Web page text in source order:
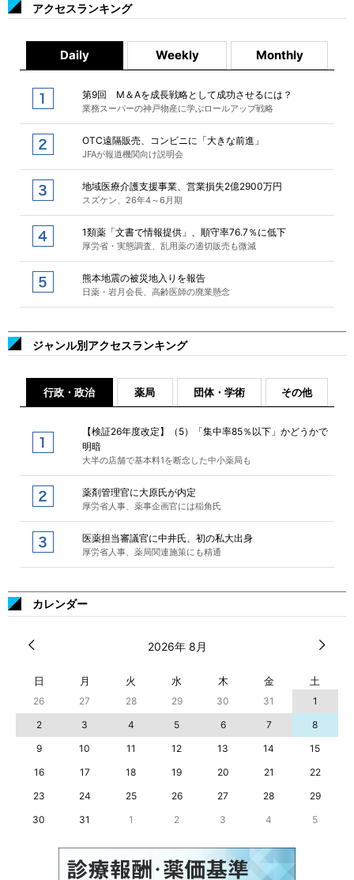
アクセスランキング
Daily Weekly Monthly
第9回 M＆Aを成長戦略として成功させるには？
業務スーパーの神戸物産に学ぶロールアップ戦略
OTC遠隔販売、コンビニに「大きな前進」
JFAが報道機関向け説明会
地域医療介護支援事業、営業損失2億2900万円
スズケン、26年4～6月期
1類薬「文書で情報提供」、順守率76.7％に低下
厚労省・実態調査、乱用薬の適切販売も微減
熊本地震の被災地入りを報告
日薬・岩月会長、高齢医師の廃業懸念
ジャンル別アクセスランキング
行政・政治 薬局 団体・学術 その他
【検証26年度改定】（5）「集中率85％以下」かどうかで
明暗
大半の店舗で基本料1を断念した中小薬局も
薬剤管理官に大原氏が内定
厚労省人事、薬事企画官には稲角氏
医薬担当審議官に中井氏、初の私大出身
厚労省人事、薬局関連施策にも精通
カレンダー
2026年 8月
日 月 火 水 木 金 土
26 27 28 29 30 31
1
2
3 4 5 6 7
8
9
10 11 12 13 14
15
16
17 18 19 20 21
22
23
24 25 26 27 28
29
30
31 1 2 3 4 5